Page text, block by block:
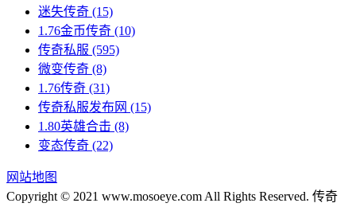
迷失传奇 (15)
1.76金币传奇 (10)
传奇私服 (595)
微变传奇 (8)
1.76传奇 (31)
传奇私服发布网 (15)
1.80英雄合击 (8)
变态传奇 (22)
网站地图
Copyright © 2021 www.mosoeye.com All Rights Reserved. 传奇